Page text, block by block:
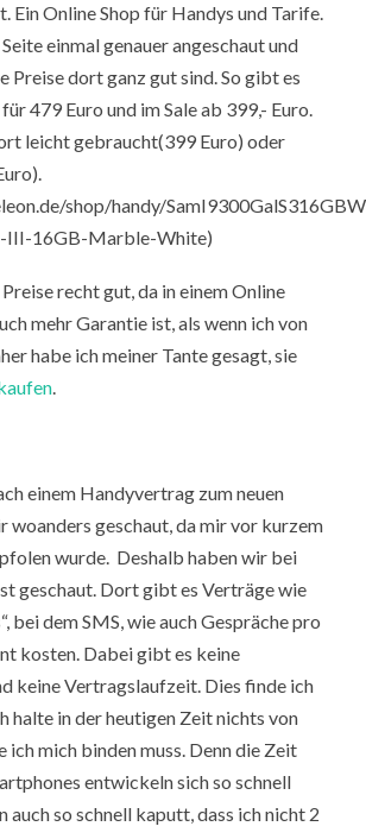
Ein Online Shop für Handys und Tarife.
einmal genauer angeschaut und
Preise dort ganz gut sind. So gibt es
für 479 Euro und im Sale ab 399,- Euro.
leicht gebraucht(399 Euro) oder
shop/handy/
III-16GB-Marble-White)
recht gut, da in einem Online
mehr Garantie ist, als wenn ich von
habe ich meiner Tante gesagt, sie
.
einem Handyvertrag zum neuen
woanders geschaut, da mir vor kurzem
wurde. Deshalb haben wir bei
geschaut. Dort gibt es Verträge wie
bei dem SMS, wie auch Gespräche pro
kosten. Dabei gibt es keine
keine Vertragslaufzeit. Dies finde ich
halte in der heutigen Zeit nichts von
ich mich binden muss. Denn die Zeit
entwickeln sich so schnell
auch so schnell kaputt, dass ich nicht 2